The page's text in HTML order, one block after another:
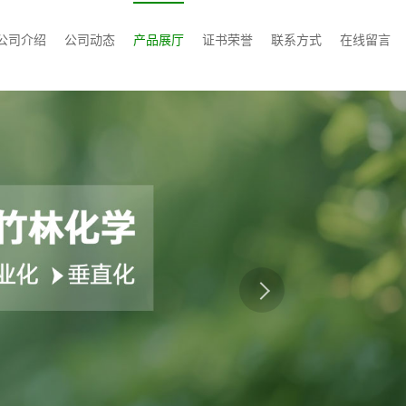
司介绍 公司动态 产品展厅 证书荣誉 联系方式 在线留言